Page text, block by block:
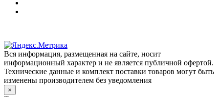
Вся информация, размещенная на сайте, носит
информационный характер и не является публичной офертой.
Технические данные и комплект поставки товаров могут быть
изменены производителем без уведомления
×